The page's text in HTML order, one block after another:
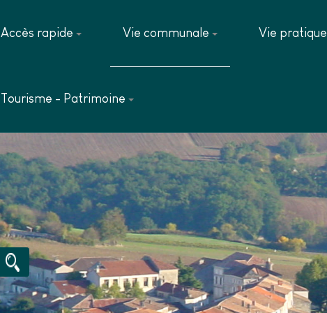
Accès rapide Vie communale Vie pratique
Tourisme - Patrimoine